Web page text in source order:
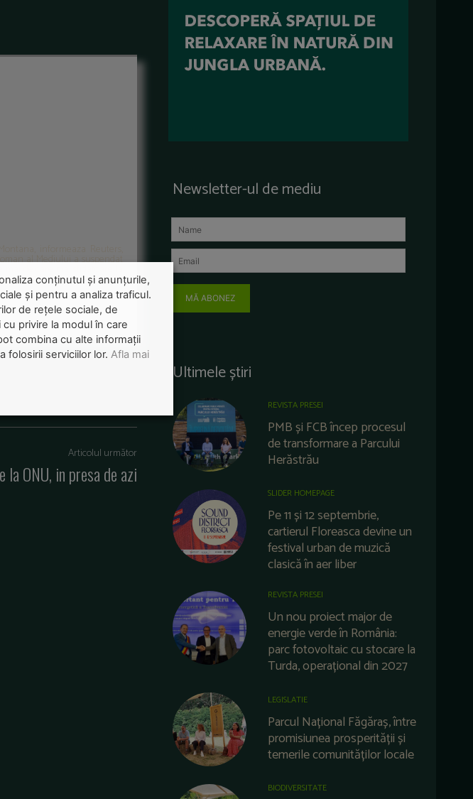
al Mediului a suspendat
de care mai sfidatoare la
ilegala si ca nu se doreste
Articolul următor
la ONU, in presa de azi
Newsletter-ul de mediu
MĂ ABONEZ
Ultimele știri
REVISTA PRESEI
PMB și FCB încep procesul
de transformare a Parcului
Herăstrău
SLIDER HOMEPAGE
Pe 11 și 12 septembrie,
cartierul Floreasca devine un
festival urban de muzică
clasică în aer liber
REVISTA PRESEI
Un nou proiect major de
energie verde în România:
parc fotovoltaic cu stocare la
Turda, operațional din 2027
LEGISLATIE
Parcul Național Făgăraș, între
promisiunea prosperității și
temerile comunităților locale
BIODIVERSITATE
conținutul și anunțurile,
și pentru a analiza traficul.
de rețele sociale, de
privire la modul în care
combina cu alte informații
folosirii serviciilor lor. Afla mai